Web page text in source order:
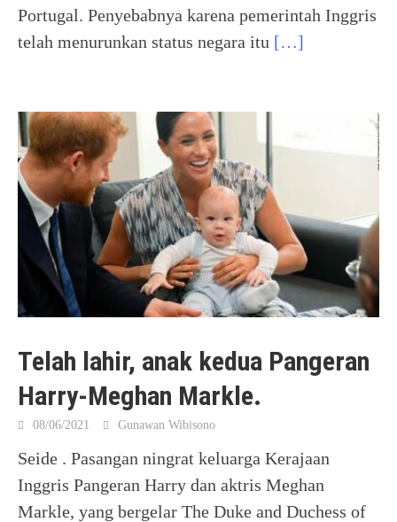
Portugal. Penyebabnya karena pemerintah Inggris
telah menurunkan status negara itu […]
Telah lahir, anak kedua Pangeran
Harry-Meghan Markle.
08/06/2021 Gunawan Wibisono
Seide . Pasangan ningrat keluarga Kerajaan
Inggris Pangeran Harry dan aktris Meghan
Markle, yang bergelar The Duke and Duchess of